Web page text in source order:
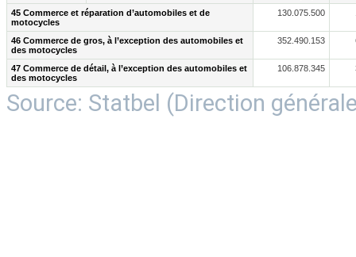
45 Commerce et réparation d’automobiles et de
motocycles
130.075.500
46 Commerce de gros, à l’exception des automobiles et
des motocycles
352.490.153
47 Commerce de détail, à l’exception des automobiles et
des motocycles
106.878.345
Source: Statbel (Direction